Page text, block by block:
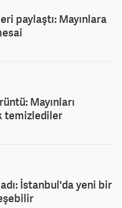
paylaştı: Mayınlara
Mayınları
temizlediler
İstanbul'da yeni bir